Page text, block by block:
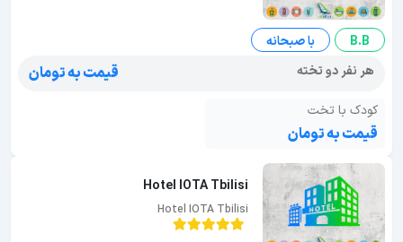
B.B
با صبحانه
هر نفر دو تخته
قیمت به تومان
کودک با تخت
قیمت به تومان
Hotel IOTA Tbilisi
Hotel IOTA Tbilisi